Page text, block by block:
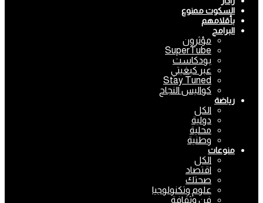
السكوت ممنوع
بأقلامهم
البرامج
مؤثرون
SuperTube
بودكاست
عبر كبغيتي
Stay Tuned
كواليس النجاح
رياضة
الكل
دولية
محلية
وطنية
منوعات
الكل
اقتصاد
صحتك
علوم وتكنولوجيا
فن وثقافة